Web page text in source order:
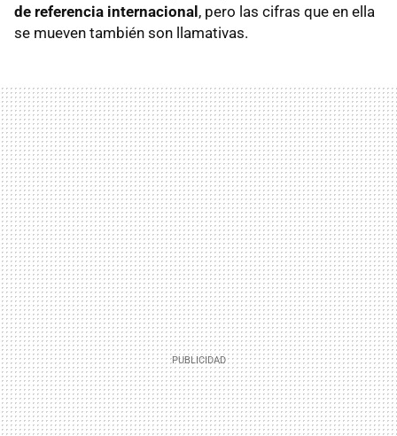
de referencia internacional , pero las cifras que en ella
se mueven también son llamativas.